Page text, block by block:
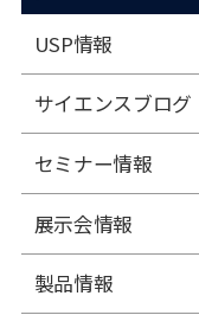
USP情報
サイエンスブログ
セミナー情報
展⽰会情報
製品情報